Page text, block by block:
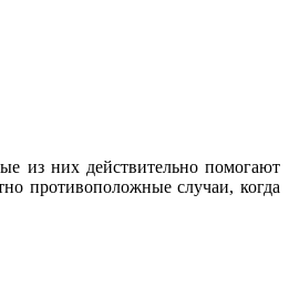
из них действительно помогают
противоположные случаи, когда